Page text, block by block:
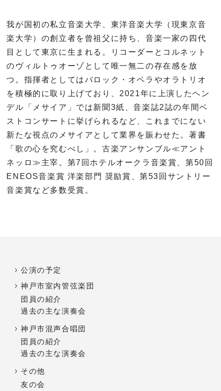
我が国初の私立音楽大学、東洋音楽大学（現東京音
楽大学）の創立者を曾祖父に持ち、音楽一家の四代
目として東京に生まれる。リコーダーとコルネット
のヴィルトゥオーゾとして唯一無二の存在感を放
つ。指揮者としてはバロック・オペラやオラトリオ
を積極的に取り上げており、2021年に上演したヘン
デル「メサイア」では新聞 3紙、音楽誌2誌の年間ベ
ストコンサートに挙げられるなど、これまでにない
新たな視点のメサイアとして業界を賑わせた。著書
「歌の心を究むべし」。古楽アンサンブル≪アント
ネッロ≫ 主宰。第7 回ホテルオークラ音楽賞、第50 回
ENEOS音楽賞 洋楽部門 奨励賞、第53 回サントリー
音楽賞など多数受賞。
公演の予定
神戸市室内管弦楽団
団員の紹介
過去の主な演奏会
神戸市混声合唱団
団員の紹介
過去の主な演奏会
その他
友の会